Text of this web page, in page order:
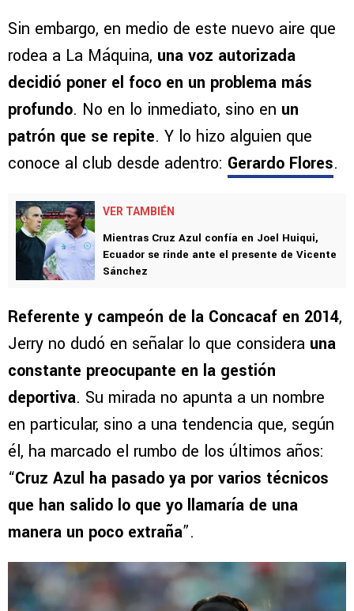
Sin embargo, en medio de este nuevo aire que
rodea a La Máquina, una voz autorizada
decidió poner el foco en un problema más
profundo. No en lo inmediato, sino en un
patrón que se repite. Y lo hizo alguien que
conoce al club desde adentro: Gerardo Flores.
VER TAMBIÉN
Mientras Cruz Azul confía en Joel Huiqui,
Ecuador se rinde ante el presente de Vicente
Sánchez
Referente y campeón de la Concacaf en 2014,
Jerry no dudó en señalar lo que considera una
constante preocupante en la gestión
deportiva. Su mirada no apunta a un nombre
en particular, sino a una tendencia que, según
él, ha marcado el rumbo de los últimos años:
“Cruz Azul ha pasado ya por varios técnicos
que han salido lo que yo llamaría de una
manera un poco extraña”.